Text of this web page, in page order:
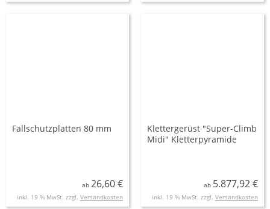
Fallschutzplatten 80 mm
ab 26,60 €
inkl. 19 % MwSt. zzgl. Versandkosten
Klettergerüst "Super-Climb
Midi" Kletterpyramide
ab 5.877,92 €
inkl. 19 % MwSt. zzgl. Versandkosten